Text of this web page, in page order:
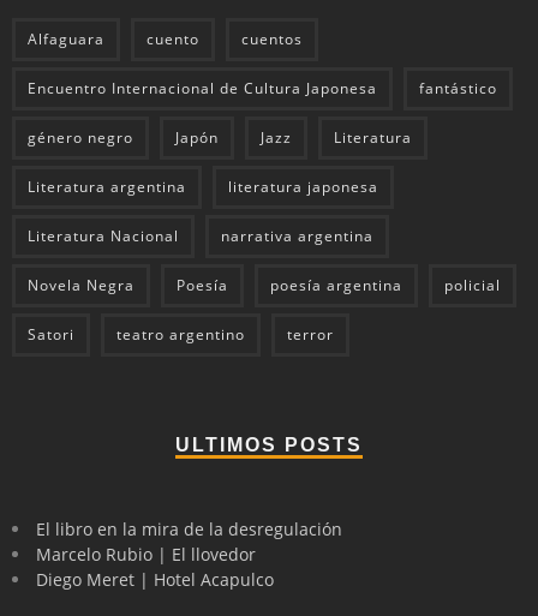
Alfaguara cuento cuentos
Encuentro Internacional de Cultura Japonesa fantástico
género negro Japón Jazz Literatura
Literatura argentina literatura japonesa
Literatura Nacional narrativa argentina
Novela Negra Poesía poesía argentina policial
Satori teatro argentino terror
ULTIMOS POSTS
El libro en la mira de la desregulación
Marcelo Rubio | El llovedor
Diego Meret | Hotel Acapulco